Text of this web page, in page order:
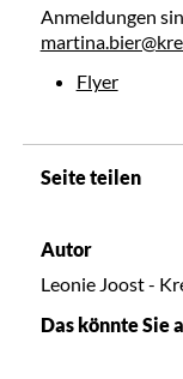
Anmeldungen
Flyer
Seite teilen
Autor
Leonie Joost -
Das könnte Sie